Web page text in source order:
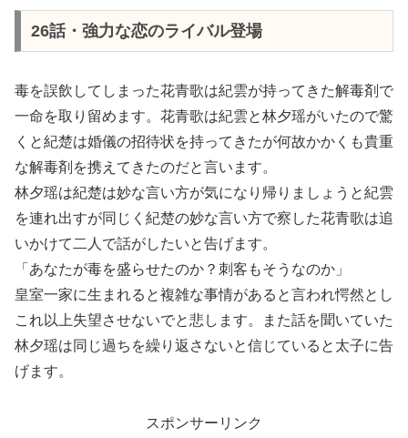
26話・強力な恋のライバル登場
毒を誤飲してしまった花青歌は紀雲が持ってきた解毒剤で
一命を取り留めます。花青歌は紀雲と林夕瑶がいたので驚
くと紀楚は婚儀の招待状を持ってきたが何故かかくも貴重
な解毒剤を携えてきたのだと言います。
林夕瑶は紀楚は妙な言い方が気になり帰りましょうと紀雲
を連れ出すが同じく紀楚の妙な言い方で察した花青歌は追
いかけて二人で話がしたいと告げます。
「あなたが毒を盛らせたのか？刺客もそうなのか」
皇室一家に生まれると複雑な事情があると言われ愕然とし
これ以上失望させないでと悲します。また話を聞いていた
林夕瑶は同じ過ちを繰り返さないと信じていると太子に告
げます。
スポンサーリンク